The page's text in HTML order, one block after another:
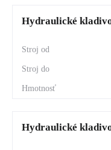
Hydraulické
Hydraulické